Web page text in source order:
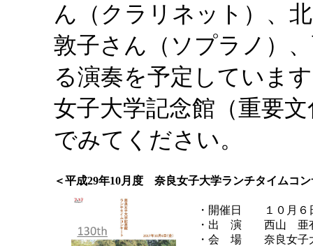
ん（クラリネット）、
敦子さん（ソプラノ）
る演奏を予定していま
女子大学記念館（重要
でみてください。
＜平成29年10月度 奈良女子大学ランチタイムコン
・開催日 １０月
・出 演 西山 亜
・会 場 奈良女子